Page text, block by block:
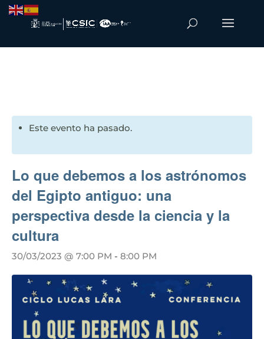
Este evento ha pasado.
Lo que debemos a los astrónomos
del Egipto antiguo: una
perspectiva desde la ciencia y la
cultura
30/03/2023 @ 7:00 PM - 8:00 PM